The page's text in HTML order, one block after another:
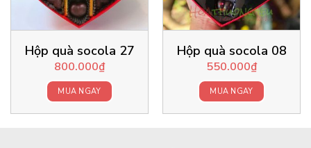
Hộp quà socola 27
800.000₫
MUA NGAY
Hộp quà socola 08
550.000₫
MUA NGAY